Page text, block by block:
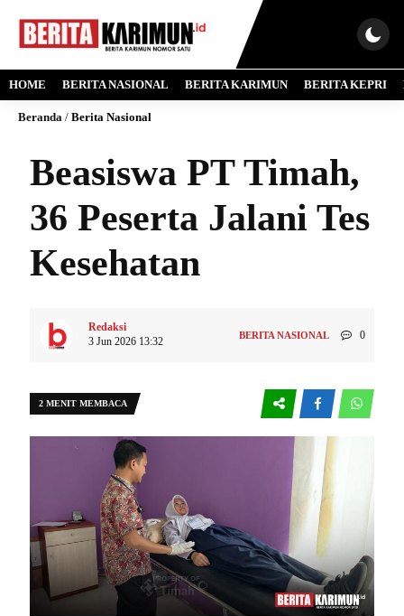
HOME BERITA NASIONAL BERITA KARIMUN BERITA KEPRI
Beranda / Berita Nasional
Beasiswa PT Timah,
36 Peserta Jalani Tes
Kesehatan
Redaksi
3 Jun 2026 13:32
BERITA NASIONAL 0
2 MENIT MEMBACA